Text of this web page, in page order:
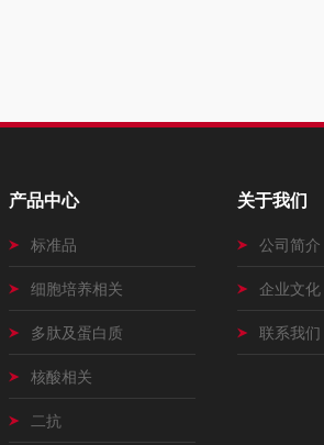
产品中心
标准品
细胞培养相关
多肽及蛋白质
核酸相关
二抗
关于我们
公司简介
企业文化
联系我们